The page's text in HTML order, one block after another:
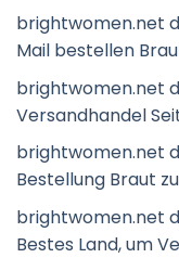
brightwomen.net
Mail bestellen
brightwomen.net
Versandhandel
brightwomen.net
Bestellung Braut
brightwomen.net
Bestes Land, um